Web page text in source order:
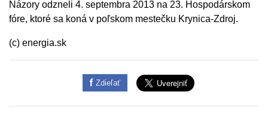
Názory odzneli 4. septembra 2013 na 23. Hospodárskom
fóre, ktoré sa koná v poľskom mestečku Krynica-Zdroj.
(c) energia.sk
Zdieľať